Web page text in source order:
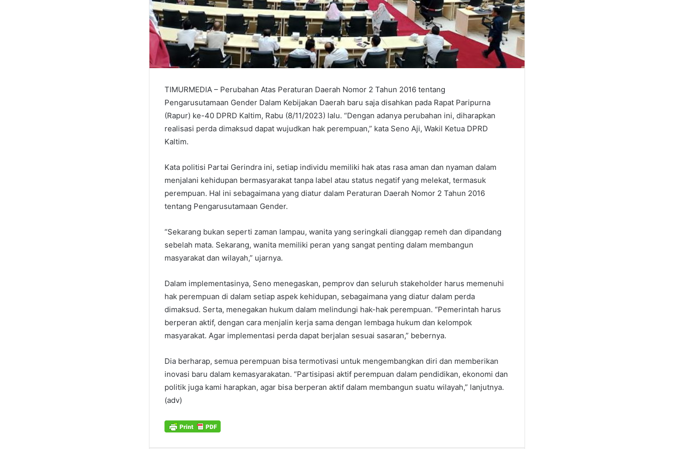
TIMURMEDIA – Perubahan Atas Peraturan Daerah Nomor 2 Tahun 2016 tentang
Pengarusutamaan Gender Dalam Kebijakan Daerah baru saja disahkan pada Rapat Paripurna
(Rapur) ke-40 DPRD Kaltim, Rabu (8/11/2023) lalu. “Dengan adanya perubahan ini, diharapkan
realisasi perda dimaksud dapat wujudkan hak perempuan,” kata Seno Aji, Wakil Ketua DPRD
Kaltim.
Kata politisi Partai Gerindra ini, setiap individu memiliki hak atas rasa aman dan nyaman dalam
menjalani kehidupan bermasyarakat tanpa label atau status negatif yang melekat, termasuk
perempuan. Hal ini sebagaimana yang diatur dalam Peraturan Daerah Nomor 2 Tahun 2016
tentang Pengarusutamaan Gender.
“Sekarang bukan seperti zaman lampau, wanita yang seringkali dianggap remeh dan dipandang
sebelah mata. Sekarang, wanita memiliki peran yang sangat penting dalam membangun
masyarakat dan wilayah,” ujarnya.
Dalam implementasinya, Seno menegaskan, pemprov dan seluruh stakeholder harus memenuhi
hak perempuan di dalam setiap aspek kehidupan, sebagaimana yang diatur dalam perda
dimaksud. Serta, menegakan hukum dalam melindungi hak-hak perempuan. “Pemerintah harus
berperan aktif, dengan cara menjalin kerja sama dengan lembaga hukum dan kelompok
masyarakat. Agar implementasi perda dapat berjalan sesuai sasaran,” bebernya.
Dia berharap, semua perempuan bisa termotivasi untuk mengembangkan diri dan memberikan
inovasi baru dalam kemasyarakatan. “Partisipasi aktif perempuan dalam pendidikan, ekonomi dan
politik juga kami harapkan, agar bisa berperan aktif dalam membangun suatu wilayah,” lanjutnya.
(adv)